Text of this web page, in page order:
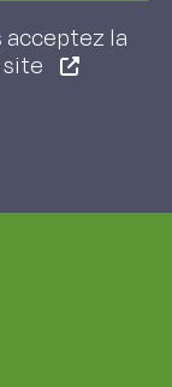
acceptez la